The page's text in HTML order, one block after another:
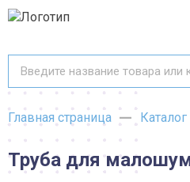
Каталог товаров
Баки и емкости АНИОН
О компании
Главная страница Каталог
Труба для